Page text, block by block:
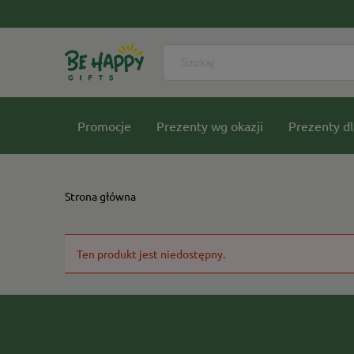
Promocje Prezenty wg okazji Prezenty
Strona główna
Ten produkt jest niedostępny.